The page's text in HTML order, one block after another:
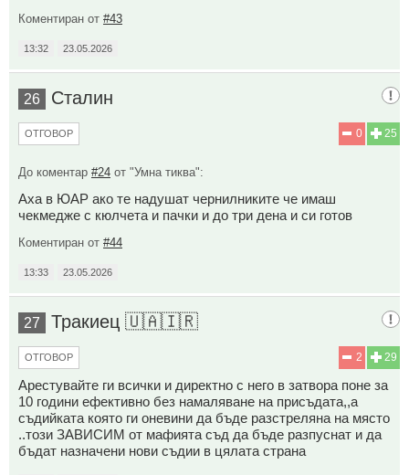
Коментиран от #43
13:32 23.05.2026
26 Сталин
25
0
ОТГОВОР
До коментар #24 от "Умна тиква":
Аха в ЮАР ако те надушат чернилниките че имаш
чекмедже с кюлчета и пачки и до три дена и си готов
Коментиран от #44
13:33 23.05.2026
27 Тракиец 🇺🇦🇮🇷
29
2
ОТГОВОР
Арестувайте ги всички и директно с него в затвора поне за
10 години ефективно без намаляване на присъдата,,а
съдийката която ги оневини да бъде разстреляна на място
..този ЗАВИСИМ от мафията съд да бъде разпуснат и да
бъдат назначени нови съдии в цялата страна